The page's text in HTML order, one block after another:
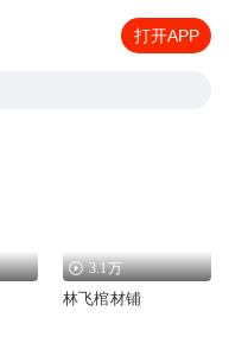
打开APP
3.1万
林飞棺材铺